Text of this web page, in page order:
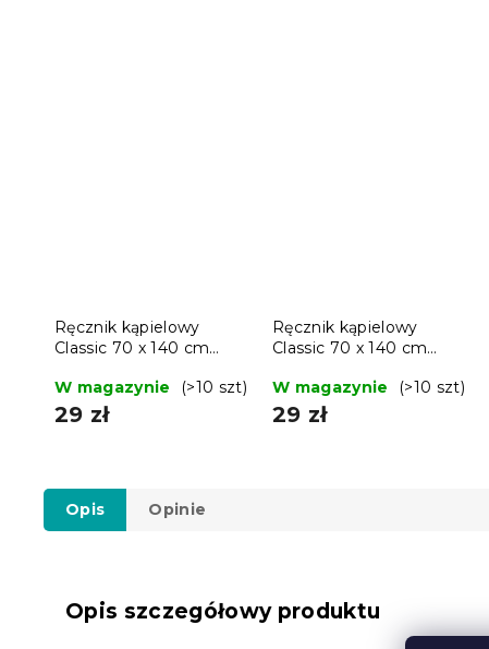
Ręcznik kąpielowy
Classic 70 x 140 cm
bawełna
W magazynie (>10 szt)
29 zł
Ręcznik kąpielowy
Classic 70 x 140 cm
bawełna
W magazynie (>10 szt)
29 zł
Opis Opinie
Opis szczegółowy produktu